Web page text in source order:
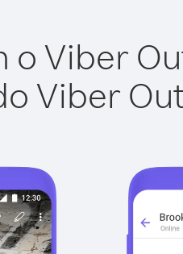
Viber
Viber